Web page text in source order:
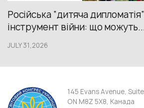
Російська “дитяча
інструмент війни: що
JULY 31,2026
145 Evans Avenue,
ON M8Z 5X8, Канада